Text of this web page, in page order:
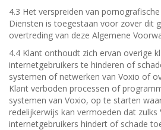
4.3 Het verspreiden van
Diensten is toegestaan voor zover dit
overtreding van deze Algemene
4.4 Klant onthoudt zich ervan overige
internetgebruikers te hinderen of
systemen of netwerken van Voxio of
Klant verboden processen of
systemen van Voxio, op te starten
redelijkerwijs kan vermoeden dat
internetgebruikers hindert of schade